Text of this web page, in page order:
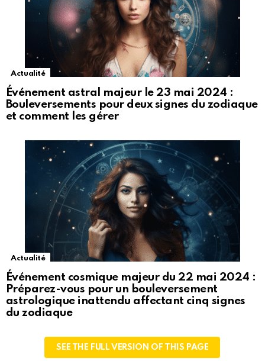
Actualité
Événement astral majeur le 23 mai 2024 :
Bouleversements pour deux signes du zodiaque
et comment les gérer
Actualité
Événement cosmique majeur du 22 mai 2024 :
Préparez-vous pour un bouleversement
astrologique inattendu affectant cinq signes
du zodiaque
SEE THE FULL VERSION OF THIS PAGE